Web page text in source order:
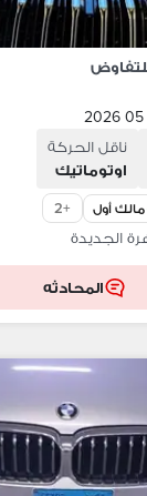
ناقل الحركة
اوتوماتيك
مالك أول +
2
الجديدة
المحادثه